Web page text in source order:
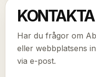
Har du frågor om
eller webbplatsens
via e-post.